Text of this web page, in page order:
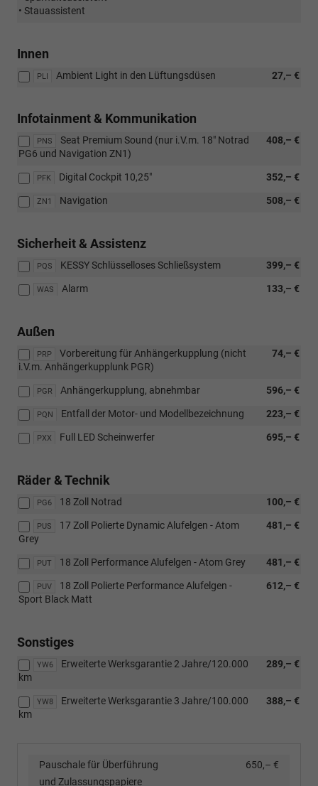
• Stauassistent
Innen
PLI 27,– €
Ambient Light in den Lüftungsdüsen
Infotainment & Kommunikation
PNS 408,– €
Seat Premium Sound (nur i.V.m. 18" Notrad
PG6 und Navigation ZN1)
PFK 352,– €
Digital Cockpit 10,25"
ZN1 508,– €
Navigation
Sicherheit & Assistenz
PQS 399,– €
KESSY Schlüsselloses Schließsystem
WAS 133,– €
Alarm
Außen
PRP 74,– €
Vorbereitung für Anhängerkupplung (nicht
i.V.m. Anhängerkupplunk PGR)
PGR 596,– €
Anhängerkupplung, abnehmbar
PQN 223,– €
Entfall der Motor- und Modellbezeichnung
PXX 695,– €
Full LED Scheinwerfer
Räder & Technik
PG6 100,– €
18 Zoll Notrad
PUS 481,– €
17 Zoll Polierte Dynamic Alufelgen - Atom
Grey
PUT 481,– €
18 Zoll Performance Alufelgen - Atom Grey
PUV 612,– €
18 Zoll Polierte Performance Alufelgen -
Sport Black Matt
Sonstiges
YW6 289,– €
Erweiterte Werksgarantie 2 Jahre/120.000
km
YW8 388,– €
Erweiterte Werksgarantie 3 Jahre/100.000
km
Pauschale für Überführung
und Zulassungspapiere
650,– €